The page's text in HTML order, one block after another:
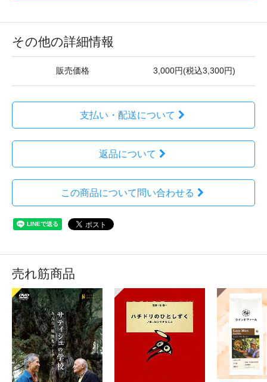
その他の詳細情報
販売価格 3,000円(税込3,300円)
支払い・配送について
返品について
この商品について問い合わせる
売れ筋商品